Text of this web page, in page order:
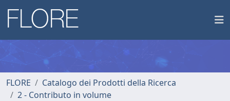
FLORE
Catalogo dei Prodotti della Ricerca
2 - Contributo in volume